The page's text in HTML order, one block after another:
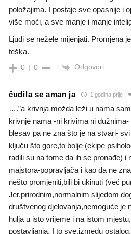
položajima. I postaje sve opasnije i
više moći, a sve manje i manje
Ljudi se nežele mijenjati. Promjena
teška.
0 0 Odgovori
čudila se aman ja 1 godina prije
….”a krivnja možda leži u nama
krivnje nama -ni krivima ni
blesav pa ne zna što je na stvari- svi
ključu što gore,to bolje (ekipe
radili su na tome da ih se pronađe) i
majstora-popravljača i kao da ne
nešto promjeniti,bili bi ukinuti (već
Jer,prirodnim,normalnim slijedom
društvenog djelovanja,nemoguće je
hulja u isto vrijeme i na istom
postavljanja. I to sve,između